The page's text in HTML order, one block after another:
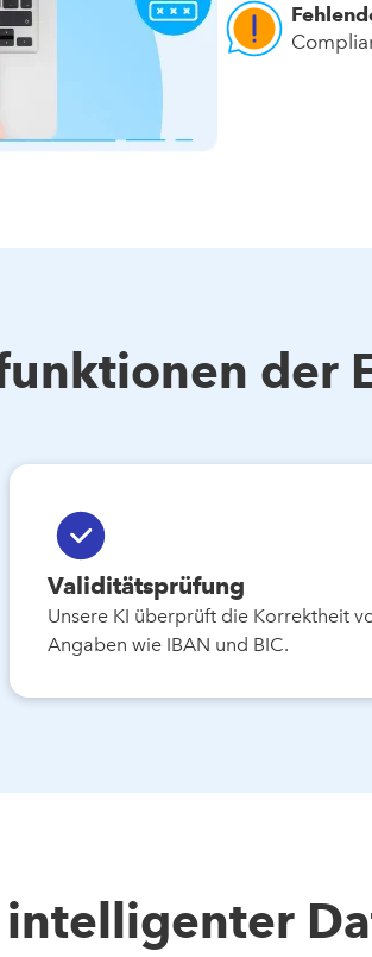
der
Validitätsprüfung
Unsere KI überprüft die Korrektheit
Angaben wie IBAN und BIC.
intelligenter